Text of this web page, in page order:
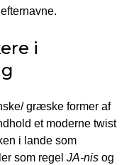
i
græske former af
et moderne twist
i lande som
som regel JA-nis og